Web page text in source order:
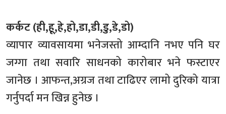
कर्कट (ही,हू,हे,हो,डा,डी,डु,डे,डो)
व्यापार व्यावसायमा भनेजस्तो आम्दानि नभए पनि घर
जग्गा तथा सवारि साधनको कारोबार भने फस्टाएर
जानेछ । आफन्त,अग्रज तथा टाढिएर लामो दुरिको यात्रा
गर्नुपर्दा मन खिन्न हुनेछ ।